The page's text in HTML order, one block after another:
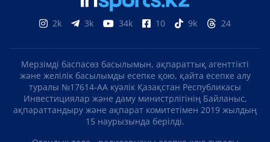
БІЗГЕ ЖАЗЫЛЫҢЫЗ
Яндекс Дзен Telegram